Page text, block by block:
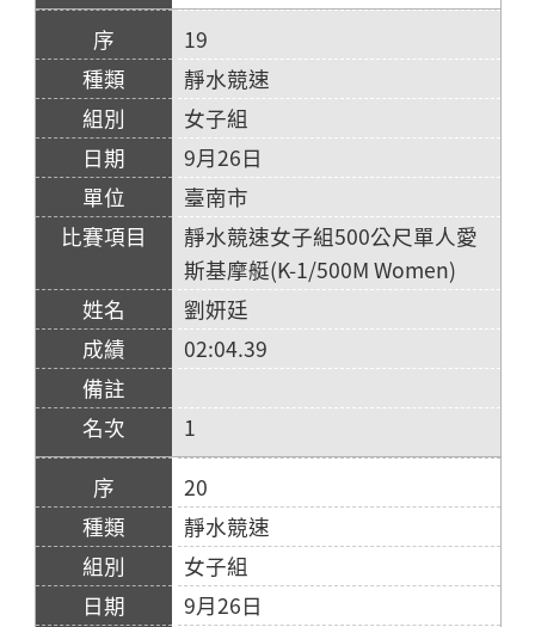
19
靜水競速
女子組
9月26日
臺南市
靜水競速女子組500公尺單人愛
斯基摩艇(K-1/500M Women)
劉妍廷
02:04.39
1
20
靜水競速
女子組
9月26日